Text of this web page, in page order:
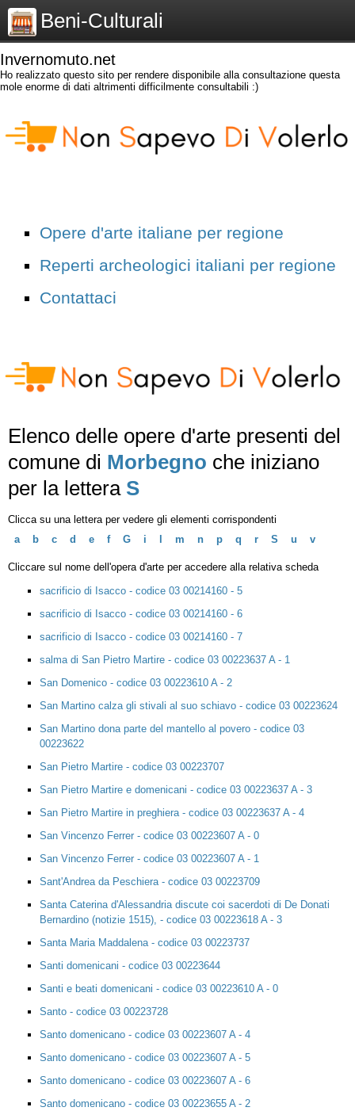
Beni-Culturali
Invernomuto.net
Ho realizzato questo sito per rendere disponibile alla consultazione questa
mole enorme di dati altrimenti difficilmente consultabili :)
Opere d'arte italiane per regione
Reperti archeologici italiani per regione
Contattaci
Elenco delle opere d'arte presenti del
comune di Morbegno che iniziano
per la lettera S
Clicca su una lettera per vedere gli elementi corrispondenti
a
b c d e f G i m n p q r S u v
Cliccare sul nome dell'opera d'arte per accedere alla relativa scheda
sacrificio di Isacco - codice 03 00214160 - 5
sacrificio di Isacco - codice 03 00214160 - 6
sacrificio di Isacco - codice 03 00214160 - 7
salma di San Pietro Martire - codice 03 00223637 A - 1
San Domenico - codice 03 00223610 A - 2
San Martino calza gli stivali al suo schiavo - codice 03 00223624
San Martino dona parte del mantello al povero - codice 03
00223622
San Pietro Martire - codice 03 00223707
San Pietro Martire e domenicani - codice 03 00223637 A - 3
San Pietro Martire in preghiera - codice 03 00223637 A - 4
San Vincenzo Ferrer - codice 03 00223607 A - 0
San Vincenzo Ferrer - codice 03 00223607 A - 1
Sant'Andrea da Peschiera - codice 03 00223709
Santa Caterina d'Alessandria discute coi sacerdoti di De Donati
Bernardino (notizie 1515), - codice 03 00223618 A - 3
Santa Maria Maddalena - codice 03 00223737
Santi domenicani - codice 03 00223644
Santi e beati domenicani - codice 03 00223610 A - 0
Santo - codice 03 00223728
Santo domenicano - codice 03 00223607 A - 4
Santo domenicano - codice 03 00223607 A - 5
Santo domenicano - codice 03 00223607 A - 6
Santo domenicano - codice 03 00223655 A - 2